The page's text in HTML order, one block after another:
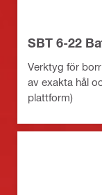
SBT 6-22
Verktyg för
av exakta hål
plattform)